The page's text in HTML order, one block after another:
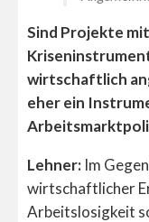
Sind Projekte
wirtschaftlich
eher ein
Lehner: Im
wirtschaftlicher
Arbeitslosigkeit